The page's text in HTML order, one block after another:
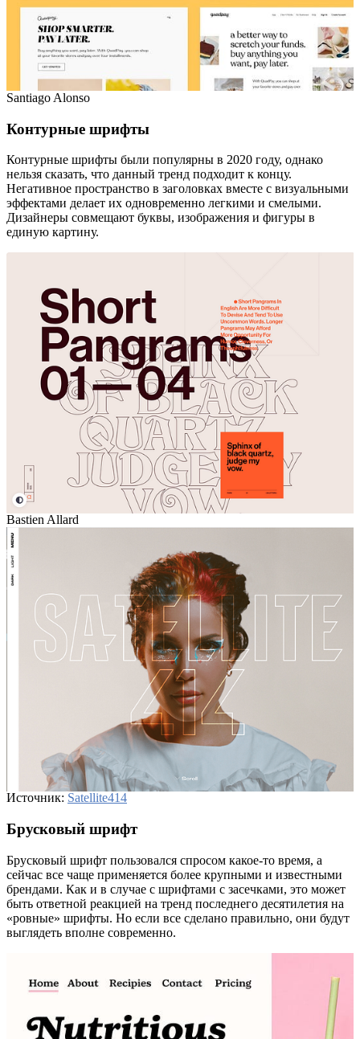
Santiago Alonso
Контурные шрифты
Контурные шрифты были популярны в 2020 году, однако
нельзя сказать, что данный тренд подходит к концу.
Негативное пространство в заголовках вместе с визуальными
эффектами делает их одновременно легкими и смелыми.
Дизайнеры совмещают буквы, изображения и фигуры в
единую картину.
Bastien Allard
Источник: Satellite414
Брусковый шрифт
Брусковый шрифт пользовался спросом какое-то время, а
сейчас все чаще применяется более крупными и известными
брендами. Как и в случае с шрифтами с засечками, это может
быть ответной реакцией на тренд последнего десятилетия на
«ровные» шрифты. Но если все сделано правильно, они будут
выглядеть вполне современно.